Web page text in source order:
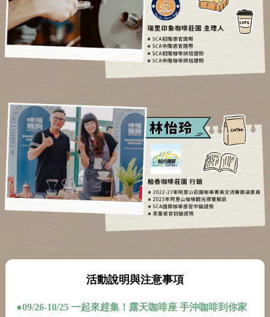
活動說明與注意事項
●09/26-10/25 一起來趕集！露天咖啡座 手沖咖啡到你家